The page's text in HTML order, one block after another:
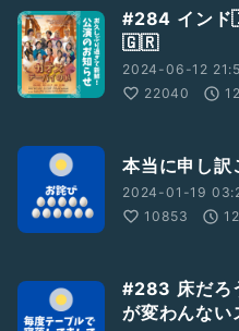
#284 インド
🇬🇷
2024-06-12
22040
本当に申し訳
2024-01-19
10853
#283 床だろ
が変わんない